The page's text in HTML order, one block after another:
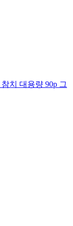
치 대용량 90p 그